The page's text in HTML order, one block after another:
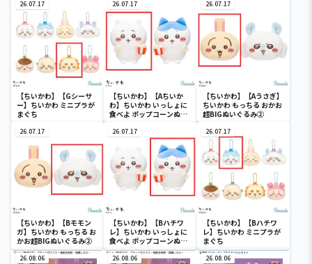
４
26.07.17
【ちいかわ】【Gシーサ
ー】ちいかわ ミニプラが
まぐち
26.07.17
【ちいかわ】【Aちいか
わ】ちいかわ いっしょに
食べよ ポップコーンぬい
26.07.17
【ちいかわ】【Aうさぎ】
ちいかわ もっちる おかお
超BIGぬいぐるみ②
26.07.17
【ちいかわ】【Bモモン
ガ】ちいかわ もっちる お
かお超BIGぬいぐるみ②
26.07.17
【ちいかわ】【Bハチワ
レ】ちいかわ いっしょに
食べよ ポップコーンぬい
ぐるみ
26.07.17
【ちいかわ】【Bハチワ
レ】ちいかわ ミニプラが
まぐち
26.08.06 26.08.06 26.08.06